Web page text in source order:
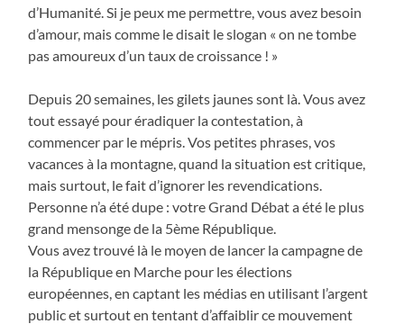
d’Humanité. Si je peux me permettre, vous avez besoin
d’amour, mais comme le disait le slogan « on ne tombe
pas amoureux d’un taux de croissance ! »
Depuis 20 semaines, les gilets jaunes sont là. Vous avez
tout essayé pour éradiquer la contestation, à
commencer par le mépris. Vos petites phrases, vos
vacances à la montagne, quand la situation est critique,
mais surtout, le fait d’ignorer les revendications.
Personne n’a été dupe : votre Grand Débat a été le plus
grand mensonge de la 5ème République.
Vous avez trouvé là le moyen de lancer la campagne de
la République en Marche pour les élections
européennes, en captant les médias en utilisant l’argent
public et surtout en tentant d’affaiblir ce mouvement